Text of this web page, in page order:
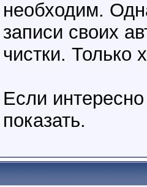
необходим.
записи своих
чистки. Только
Если
показать.